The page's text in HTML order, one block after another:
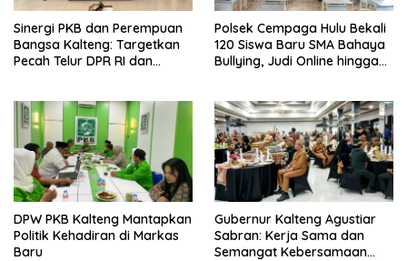
Sinergi PKB dan Perempuan
Bangsa Kalteng: Targetkan
Pecah Telur DPR RI dan
Polsek Cempaga Hulu Bekali
120 Siswa Baru SMA Bahaya
Bullying, Judi Online hingga
DPW PKB Kalteng Mantapkan
Politik Kehadiran di Markas
Baru
Gubernur Kalteng Agustiar
Sabran: Kerja Sama dan
Semangat Kebersamaan